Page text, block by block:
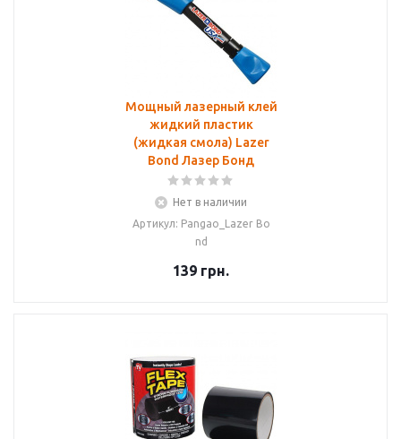
Мощный лазерный клей
жидкий пластик
(жидкая смола) Lazer
Bond Лазер Бонд
Нет в наличии
Артикул: Pangao_Lazer Bo
nd
139 грн.